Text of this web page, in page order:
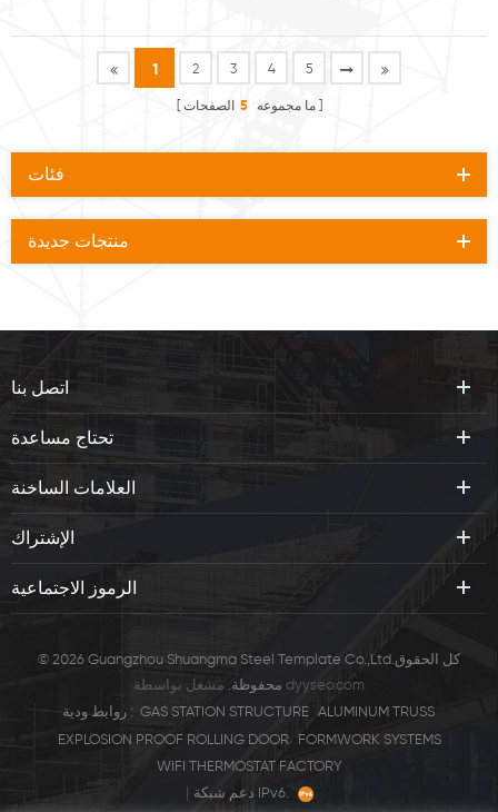
1 2 3 4 5
ما مجموعه 5 الصفحات
فئات
منتجات جديدة
اتصل بنا
تحتاج مساعدة
العلامات الساخنة
الإشتراك
الرموز الاجتماعية
© 2026 Guangzhou Shuangma Steel Template Co.,Ltd.كل الحقوق
محفوظة. dyyseo.com
روابط ودية : GAS STATION STRUCTURE
ALUMINUM TRUSS
EXPLOSION PROOF ROLLING DOOR
FORMWORK SYSTEMS
WIFI THERMOSTAT FACTORY
دعم شبكة IPv6.